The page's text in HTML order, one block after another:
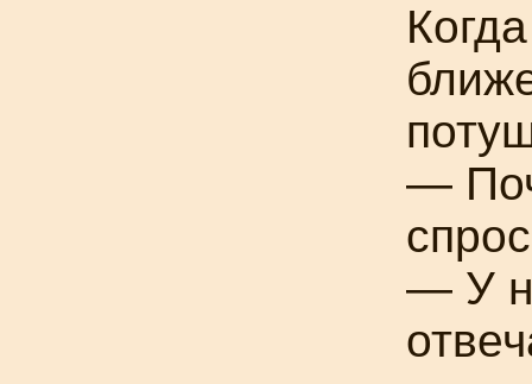
—
— У